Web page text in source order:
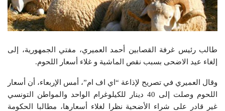
طالب رئيس غرفة القصابين أحمد العميري، مفتي الجمهورية، إلى
إلغاء عيد الاضحى بسبب نقص الماشية و غلاء أسعار اللحوم.
وقال العميري في تصريح لإذاعة “اي اف ام”، أمس الإربعاء، أن أسعار
اللحوم وصلت إلى 40 دينار للكيلوغرام الواحد والمواطن التونسي
غير قادر على شراء الأضحية نظرا لغلاء أسعارها، مطالبا الحكومة